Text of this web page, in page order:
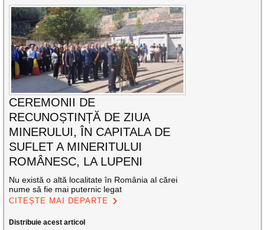
CEREMONII DE
RECUNOȘTINȚĂ DE ZIUA
MINERULUI, ÎN CAPITALA DE
SUFLET A MINERITULUI
ROMÂNESC, LA LUPENI
Nu există o altă localitate în România al cărei
nume să fie mai puternic legat
CITEȘTE MAI DEPARTE
Distribuie acest articol